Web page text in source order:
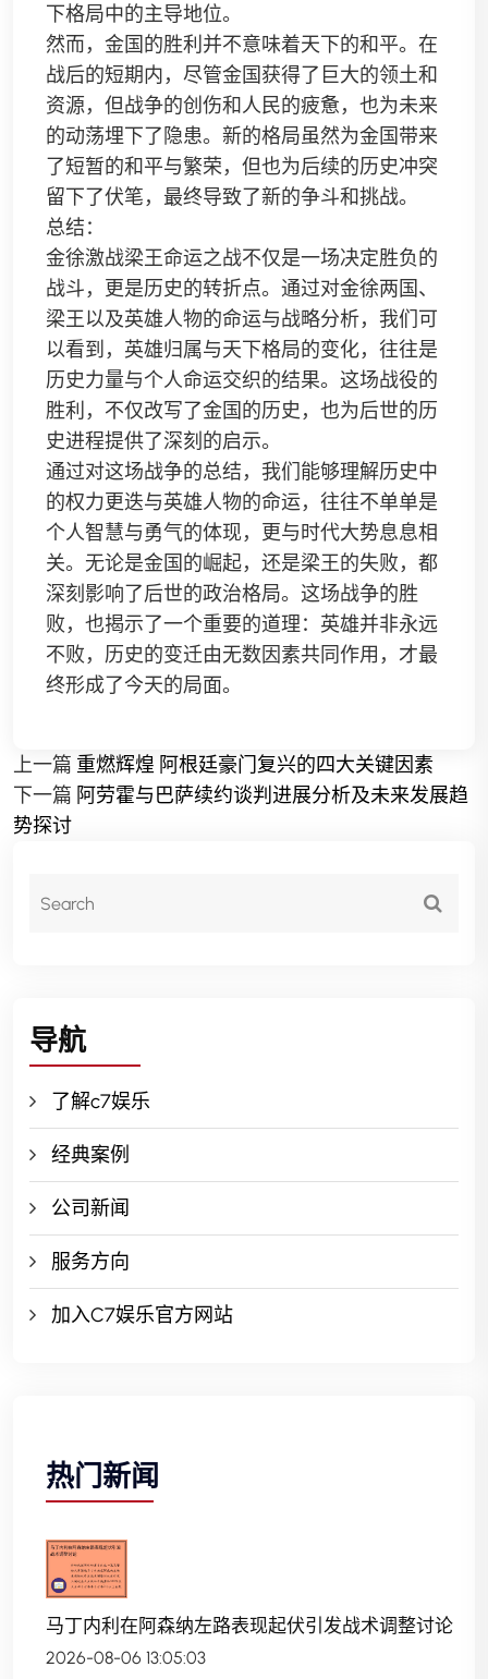
下格局中的主导地位。
然而，金国的胜利并不意味着天下的和平。在
战后的短期内，尽管金国获得了巨大的领土和
资源，但战争的创伤和人民的疲惫，也为未来
的动荡埋下了隐患。新的格局虽然为金国带来
了短暂的和平与繁荣，但也为后续的历史冲突
留下了伏笔，最终导致了新的争斗和挑战。
总结：
金徐激战梁王命运之战不仅是一场决定胜负的
战斗，更是历史的转折点。通过对金徐两国、
梁王以及英雄人物的命运与战略分析，我们可
以看到，英雄归属与天下格局的变化，往往是
历史力量与个人命运交织的结果。这场战役的
胜利，不仅改写了金国的历史，也为后世的历
史进程提供了深刻的启示。
通过对这场战争的总结，我们能够理解历史中
的权力更迭与英雄人物的命运，往往不单单是
个人智慧与勇气的体现，更与时代大势息息相
关。无论是金国的崛起，还是梁王的失败，都
深刻影响了后世的政治格局。这场战争的胜
败，也揭示了一个重要的道理：英雄并非永远
不败，历史的变迁由无数因素共同作用，才最
终形成了今天的局面。
上一篇 重燃辉煌 阿根廷豪门复兴的四大关键因素
下一篇 阿劳霍与巴萨续约谈判进展分析及未来发展趋
势探讨
导航
了解c7娱乐
经典案例
公司新闻
服务方向
加入C7娱乐官方网站
热门新闻
马丁内利在阿森纳左路表现起伏引发战术调整讨论
2026-08-06 13:05:03